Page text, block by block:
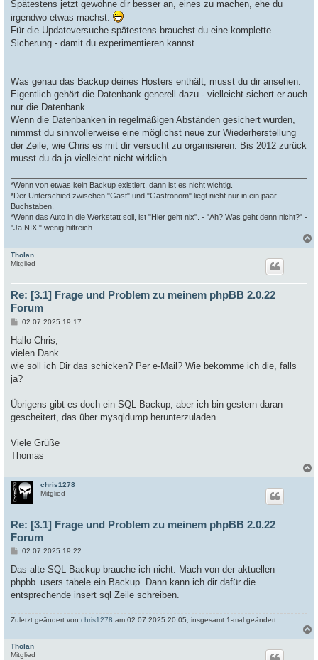
Spätestens jetzt gewöhne dir besser an, eines zu machen, ehe du
irgendwo etwas machst.
Für die Updateversuche spätestens brauchst du eine komplette
Sicherung - damit du experimentieren kannst.
Was genau das Backup deines Hosters enthält, musst du dir ansehen.
Eigentlich gehört die Datenbank generell dazu - vielleicht sichert er auch
nur die Datenbank...
Wenn die Datenbanken in regelmäßigen Abständen gesichert wurden,
nimmst du sinnvollerweise eine möglichst neue zur Wiederherstellung
der Zeile, wie Chris es mit dir versucht zu organisieren. Bis 2012 zurück
musst du da ja vielleicht nicht wirklich.
*Wenn von etwas kein Backup existiert, dann ist es nicht wichtig.
*Der Unterschied zwischen "Gast" und "Gastronom" liegt nicht nur in ein paar
Buchstaben.
*Wenn das Auto in die Werkstatt soll, ist "Hier geht nix". - "Äh? Was geht denn nicht?" -
"Ja NIX!" wenig hilfreich.
Tholan
Mitglied
Re: [3.1] Frage und Problem zu meinem phpBB 2.0.22
Forum
B
i
r
a
02.07.2025 19:17
Hallo Chris,
vielen Dank
wie soll ich Dir das schicken? Per e-Mail? Wie bekomme ich die, falls
ja?
Übrigens gibt es doch ein SQL-Backup, aber ich bin gestern daran
gescheitert, das über mysqldump herunterzuladen.
Viele Grüße
Thomas
chris1278
Mitglied
Re: [3.1] Frage und Problem zu meinem phpBB 2.0.22
Forum
B
i
r
a
02.07.2025 19:22
Das alte SQL Backup brauche ich nicht. Mach von der aktuellen
phpbb_users tabele ein Backup. Dann kann ich dir dafür die
entsprechende insert sql Zeile schreiben.
Zuletzt geändert von chris1278 am 02.07.2025 20:05, insgesamt 1-mal geändert.
Tholan
Mitglied